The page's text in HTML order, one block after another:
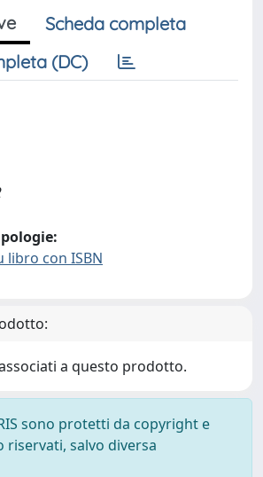
Scheda completa
(DC)
libro con ISBN
a questo prodotto.
sono protetti da copyright e
salvo diversa